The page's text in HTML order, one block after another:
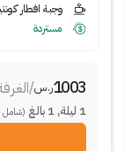
وجبة افطار
مستردة
1003ر.س/
1 ليلة,
1 بالغ (شامل